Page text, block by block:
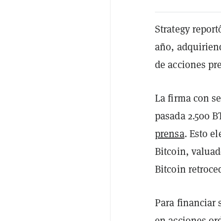
Strategy
año,
de acciones
La firma con
pasada 2.500
prensa. Esto
Bitcoin,
Bitcoin
Para financiar